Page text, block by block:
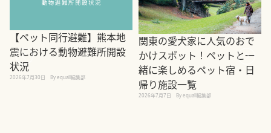
【ペット同行避難】熊本地
震における動物避難所開設
状況
2026年7月30日 By equall編集部
関東の愛犬家に人気のおで
かけスポット！ペットと一
緒に楽しめるペット宿・日
帰り施設一覧
2026年7月7日 By equall編集部